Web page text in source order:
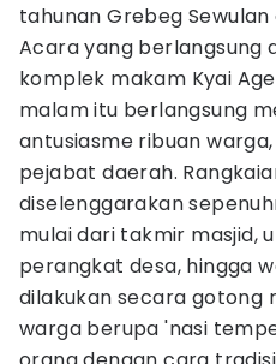
tahunan Grebeg
Acara yang berlangsung
komplek makam Kyai
malam itu berlangsung
antusiasme ribuan
pejabat daerah.
diselenggarakan
mulai dari takmir masjid,
perangkat desa, hingga
dilakukan secara gotong
warga berupa 'nasi